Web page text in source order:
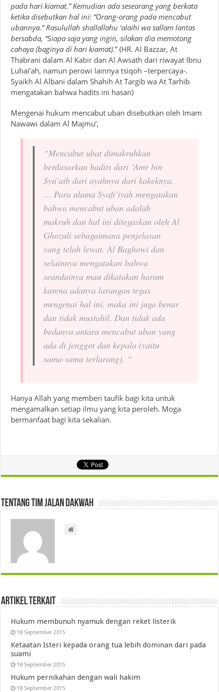
pada hari kiamat.” Kemudian ada seseorang yang berkata
ketika disebutkan hal ini: “Orang-orang pada mencabut
ubannya.” Rasulullah shallallahu ‘alaihi wa sallam lantas
bersabda, “Siapa saja yang ingin, silakan dia memotong
cahaya (baginya di hari kiamat).” (HR. Al Bazzar, At
Thabrani dalam Al Kabir dan Al Awsath dari riwayat Ibnu
Luhai’ah, namun perowi lainnya tsiqoh –terpercaya-.
Syaikh Al Albani dalam Shahih At Targib wa At Tarhib
mengatakan bahwa hadits ini hasan)
Mengenai hukum mencabut uban disebutkan oleh Imam
Nawawi dalam Al Majmu’,
“Mencabut ubat dimakruhkan
berdasarkan hadits dari ‘Amr bin
Syu’aib dari ayahnya dari kakeknya.
… Para ulama Syafi’iyah mengatakan
bahwa mencabut uban adalah
makruh dan hal ini ditegaskan oleh Al
Ghozali sebagaimana penjelasan
yang telah lewat. Al Baghowi dan
selainnya mengatakan bahwa
seandainya mau dikatakan haram
karena adanya larangan tegas
mengenai hal ini, maka ini juga benar
dan tidak mustahil. Dan tidak ada
bedanya antara mencabut uban yang
ada di jenggot dan kepala (yaitu
sama-sama terlarang). “
Hanya Allah yang memberi taufik bagi kita untuk
mengamalkan setiap ilmu yang kita peroleh. Moga
bermanfaat bagi kita sekalian.
Tentang Tim Jalan Dakwah
Artikel Terkait
Hukum membunuh nyamuk dengan reket listerik
18 September 2015
Ketaatan Isteri kepada orang tua lebih dominan dari pada
suami
18 September 2015
Hukum pernikahan dengan wali hakim
18 September 2015